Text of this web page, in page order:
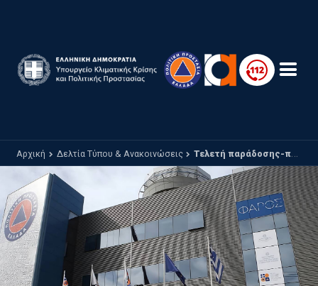
Αρχική Δελτία Τύπου & Ανακοινώσεις Τελετή παράδοσης-παραλαβής τεχνολογικού εξοπλισμού δωρεά του Kaizen Foundation – Γ. Κεφαλογιάννης: «Επενδύουμε στην πρόληψη, την τεχνολογία και την πρώιμη ανίχνευση»